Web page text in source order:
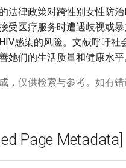
法律政策对跨性别女性防
受医疗服务时遭遇歧视或
感染的风险。文献呼吁
她们的生活质量和健康水平
，仅供检索与参考。如有
Page Metadata]